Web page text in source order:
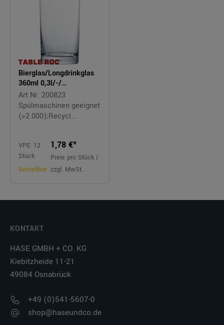
Bierglas/Longdrinkglas
360ml 0,3l/-/
BIERSTANGE
Art.Nr. 200823
Spülmaschinen geeignet
(>2.000);Recycl...
VPE: 12
Stück
Bestellbar
1,78 €*
Preis pro Stück |
zzgl. MwSt.
KONTAKT
HASE GMBH + CO. KG
Kiebitzheide 11-21
49084 Osnabrück
+49 (0)541-5607-0
shop@haseundco.de